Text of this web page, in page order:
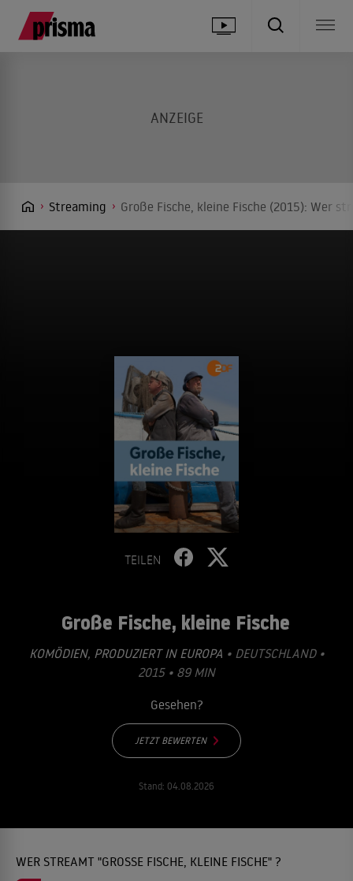
Streaming Große Fische, kleine Fische (2015): Wer
TEILEN
Große Fische, kleine Fische
KOMÖDIEN, PRODUZIERT IN EUROPA • DEUTSCHLAND •
2015 • 89 MIN
Gesehen?
JETZT BEWERTEN
Stand: 04.08.2026
WER STREAMT "GROSSE FISCHE, KLEINE FISCHE" ?